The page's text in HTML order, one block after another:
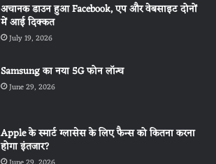
अचानक डाउन हुआ Facebook, एप और वेबसाइट दोनों
में आई दिक्कत
July 19, 2026
Samsung का नया 5G फोन लॉन्च
June 29, 2026
Apple के स्मार्ट ग्लासेस के लिए फैन्स को कितना करना
होगा इंतजार?